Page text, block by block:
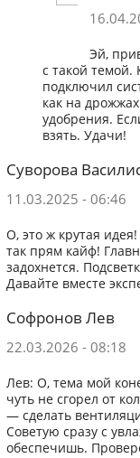
Эй,
с такой темой.
подключил
как на
удобрения.
взять. Удачи!
Суворова
11.03.2025 - 06:46
О, это ж крутая
так прям кайф!
задохнется.
Давайте вместе
Софронов Лев
22.03.2026 - 08:18
Лев: О, тема мой
чуть не сгорел от
— сделать
Советую сразу с
обеспечишь.